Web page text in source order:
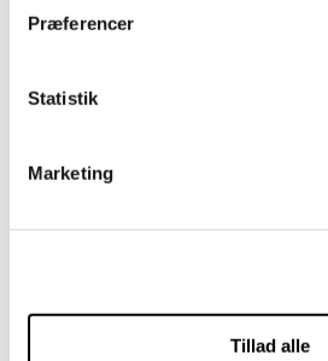
Præferencer
Statistik
Marketing
Tillad alle
Kits - Forårsblomst
183,00 DKK